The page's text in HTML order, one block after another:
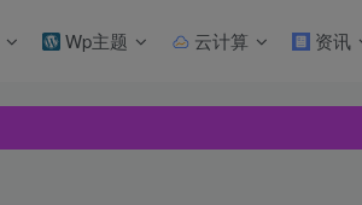
Wp主题 云计算 资讯